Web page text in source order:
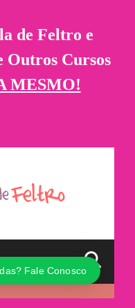
de Feltro e
Outros Cursos
MESMO!